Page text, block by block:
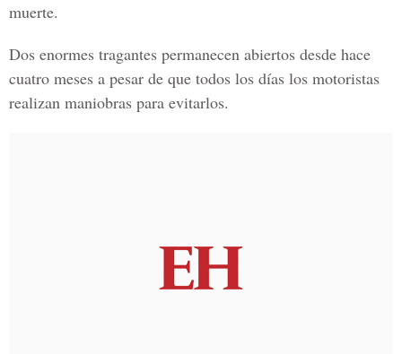
muerte.
Dos enormes tragantes permanecen abiertos desde hace
cuatro meses a pesar de que todos los días los motoristas
realizan maniobras para evitarlos.